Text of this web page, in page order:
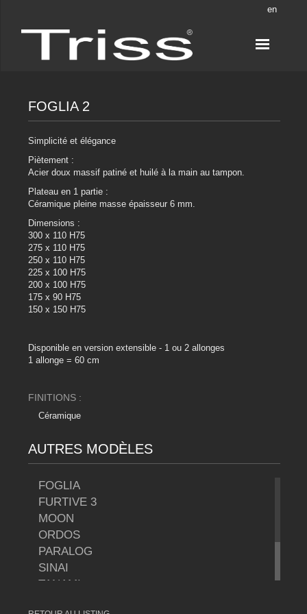
en
FOGLIA 2
Simplicité et élégance
Piètement :
Acier doux massif patiné et huilé à la main au tampon.
Plateau en 1 partie :
Céramique pleine masse épaisseur 6 mm.
Dimensions :
300 x 110 H75
275 x 110 H75
250 x 110 H75
225 x 100 H75
200 x 100 H75
175 x 90 H75
150 x 150 H75
Disponible en version extensible - 1 ou 2 allonges
1 allonge = 60 cm
FINITIONS :
Céramique
AUTRES MODÈLES
FOGLIA
FURTIVE 3
MOON
ORDOS
PARALOG
SINAI
TANAMI